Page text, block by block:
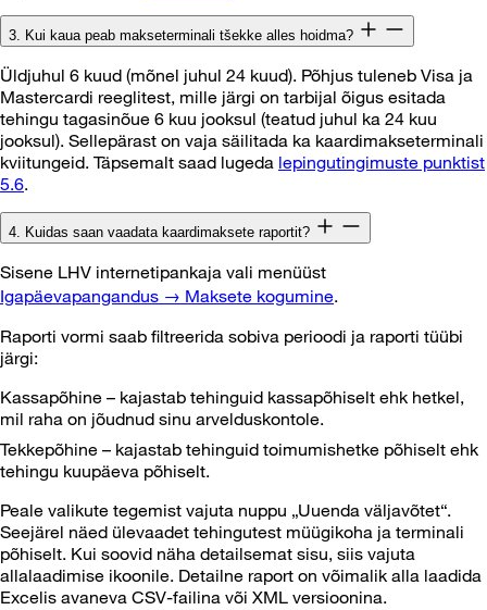
3. Kui kaua peab makseterminali tšekke alles hoidma?
Üldjuhul 6 kuud (mõnel juhul 24 kuud). Põhjus tuleneb Visa ja
Mastercardi reeglitest, mille järgi on tarbijal õigus esitada
tehingu tagasinõue 6 kuu jooksul (teatud juhul ka 24 kuu
jooksul). Sellepärast on vaja säilitada ka kaardimakseterminali
kviitungeid. Täpsemalt saad lugeda lepingutingimuste punktist
5.6.
4. Kuidas saan vaadata kaardimaksete raportit?
Sisene LHV internetipankaja vali menüüst
Igapäevapangandus → Maksete kogumine.
Raporti vormi saab filtreerida sobiva perioodi ja raporti tüübi
järgi:
Kassapõhine – kajastab tehinguid kassapõhiselt ehk hetkel,
mil raha on jõudnud sinu arvelduskontole.
Tekkepõhine – kajastab tehinguid toimumishetke põhiselt ehk
tehingu kuupäeva põhiselt.
Peale valikute tegemist vajuta nuppu „Uuenda väljavõtet“.
Seejärel näed ülevaadet tehingutest müügikoha ja terminali
põhiselt. Kui soovid näha detailsemat sisu, siis vajuta
allalaadimise ikoonile. Detailne raport on võimalik alla laadida
Excelis avaneva CSV-failina või XML versioonina.